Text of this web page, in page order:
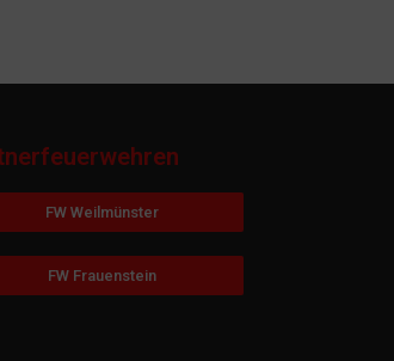
FW Weilmünster
FW Frauenstein